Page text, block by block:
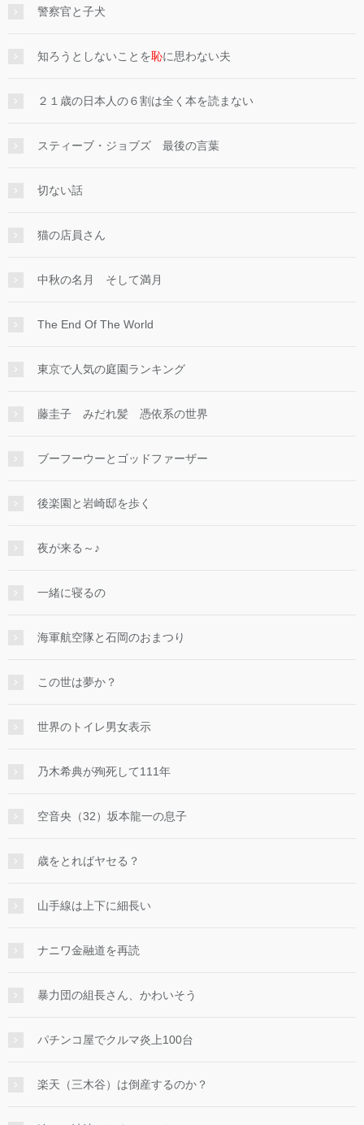
警察官と子犬
知ろうとしないことを恥に思わない夫
２１歳の日本人の６割は全く本を読まない
スティーブ・ジョブズ 最後の言葉
切ない話
猫の店員さん
中秋の名月 そして満月
The End Of The World
東京で人気の庭園ランキング
藤圭子 みだれ髪 憑依系の世界
ブーフーウーとゴッドファーザー
後楽園と岩崎邸を歩く
夜が来る～♪
一緒に寝るの
海軍航空隊と石岡のおまつり
この世は夢か？
世界のトイレ男女表示
乃木希典が殉死して111年
空音央（32）坂本龍一の息子
歳をとればヤセる？
山手線は上下に細長い
ナニワ金融道を再読
暴力団の組長さん、かわいそう
パチンコ屋でクルマ炎上100台
楽天（三木谷）は倒産するのか？